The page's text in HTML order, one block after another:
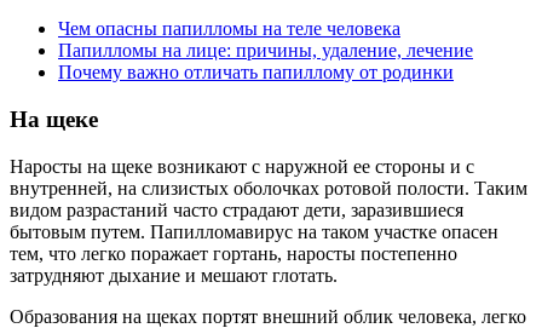
Чем опасны папилломы на теле человека
Папилломы на лице: причины, удаление, лечение
Почему важно отличать папиллому от родинки
На щеке
Наросты на щеке возникают с наружной ее стороны и с
внутренней, на слизистых оболочках ротовой полости. Таким
видом разрастаний часто страдают дети, заразившиеся
бытовым путем. Папилломавирус на таком участке опасен
тем, что легко поражает гортань, наросты постепенно
затрудняют дыхание и мешают глотать.
Образования на щеках портят внешний облик человека, легко